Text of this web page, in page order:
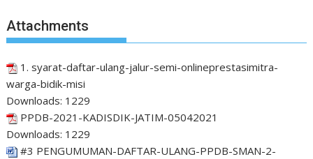
Attachments
1. syarat-daftar-ulang-jalur-semi-onlineprestasimitra-
warga-bidik-misi
Downloads: 1229
PPDB-2021-KADISDIK-JATIM-05042021
Downloads: 1229
#3 PENGUMUMAN-DAFTAR-ULANG-PPDB-SMAN-2-